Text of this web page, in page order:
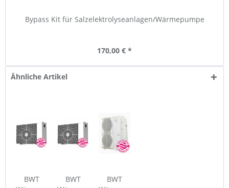
Bypass Kit für Salzelektrolyseanlagen/Wärmepumpe
170,00 € *
Ähnliche Artikel
BWT
BWT
BWT